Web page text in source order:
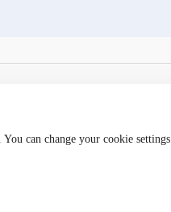
can change your cookie settings